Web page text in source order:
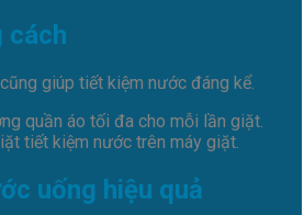
cách
giúp tiết kiệm nước đáng kể.
quần áo tối đa cho mỗi lần giặt.
tiết kiệm nước trên máy giặt.
uống hiệu quả